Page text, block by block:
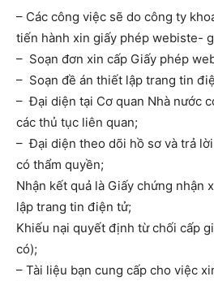
– Các công việc sẽ do công ty
tiến hành xin giấy phép webiste-
– Soạn đơn xin cấp Giấy phép
– Soạn đề án thiết lập trang tin
– Đại diện tại Cơ quan Nhà nước
các thủ tục liên quan;
– Đại diện theo dõi hồ sơ và trả
có thẩm quyền;
Nhận kết quả là Giấy chứng nhận
lập trang tin điện tử;
Khiếu nại quyết định từ chối cấp
có);
– Tài liệu bạn cung cấp cho việc